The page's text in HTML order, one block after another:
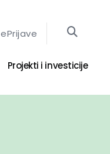
ePrijave
Projekti i investicije